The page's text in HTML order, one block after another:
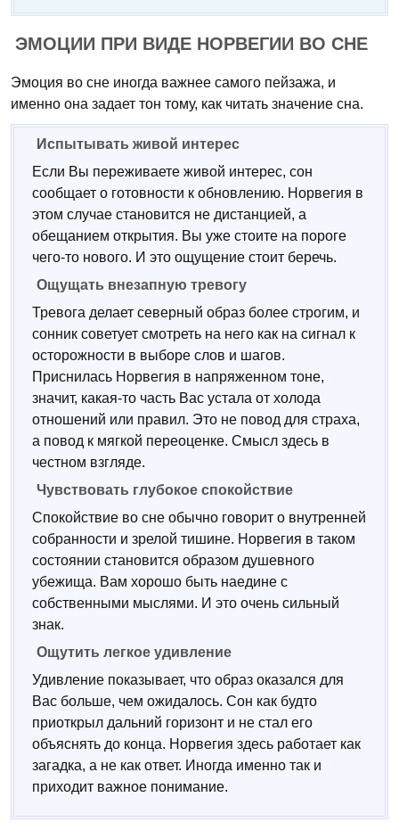
ЭМОЦИИ ПРИ ВИДЕ НОРВЕГИИ ВО СНЕ
Эмоция во сне иногда важнее самого пейзажа, и
именно она задает тон тому, как читать значение сна.
Испытывать живой интерес
Если Вы переживаете живой интерес, сон
сообщает о готовности к обновлению. Норвегия в
этом случае становится не дистанцией, а
обещанием открытия. Вы уже стоите на пороге
чего-то нового. И это ощущение стоит беречь.
Ощущать внезапную тревогу
Тревога делает северный образ более строгим, и
сонник советует смотреть на него как на сигнал к
осторожности в выборе слов и шагов.
Приснилась Норвегия в напряженном тоне,
значит, какая-то часть Вас устала от холода
отношений или правил. Это не повод для страха,
а повод к мягкой переоценке. Смысл здесь в
честном взгляде.
Чувствовать глубокое спокойствие
Спокойствие во сне обычно говорит о внутренней
собранности и зрелой тишине. Норвегия в таком
состоянии становится образом душевного
убежища. Вам хорошо быть наедине с
собственными мыслями. И это очень сильный
знак.
Ощутить легкое удивление
Удивление показывает, что образ оказался для
Вас больше, чем ожидалось. Сон как будто
приоткрыл дальний горизонт и не стал его
объяснять до конца. Норвегия здесь работает как
загадка, а не как ответ. Иногда именно так и
приходит важное понимание.